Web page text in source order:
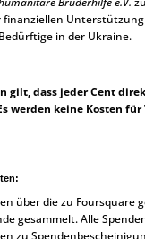
finanziellen
in der Ukraine.
gilt, dass jeder Cent
werden keine Kosten
über die zu Foursquare
gesammelt. Alle
zu